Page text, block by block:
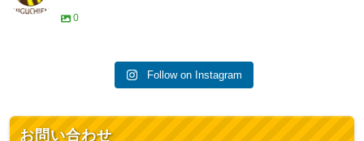
0
Follow on Instagram
お問い合わせ